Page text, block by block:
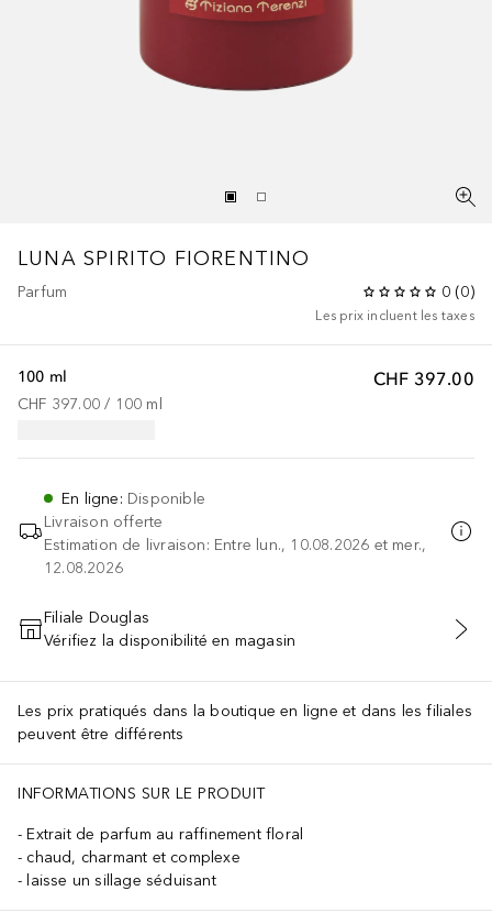
LUNA SPIRITO FIORENTINO
Parfum 0 (0)
Les prix incluent les taxes
CHF 397.00
100 ml
CHF 397.00 / 100 ml
En ligne: Disponible
Livraison offerte
Estimation de livraison: Entre lun., 10.08.2026 et mer.,
12.08.2026
AJOUTER AU PANIER
Filiale Douglas
Vérifiez la disponibilité en magasin
Les prix pratiqués dans la boutique en ligne et dans les filiales
peuvent être différents
INFORMATIONS SUR LE PRODUIT
Extrait de parfum au raffinement floral
chaud, charmant et complexe
laisse un sillage séduisant